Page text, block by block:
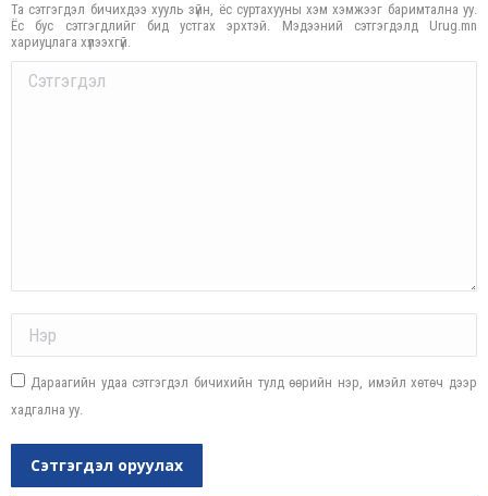
Та сэтгэгдэл бичихдээ хууль зүйн, ёс суртахууны хэм хэмжээг баримтална уу.
Ёс бус сэтгэгдлийг бид устгах эрхтэй. Мэдээний сэтгэгдэлд Urug.mn
хариуцлага хүлээхгүй.
Comment
Дараагийн удаа сэтгэгдэл бичихийн тулд өөрийн нэр, имэйл хөтөч дээр
хадгална уу.
Сэтгэгдэл оруулах